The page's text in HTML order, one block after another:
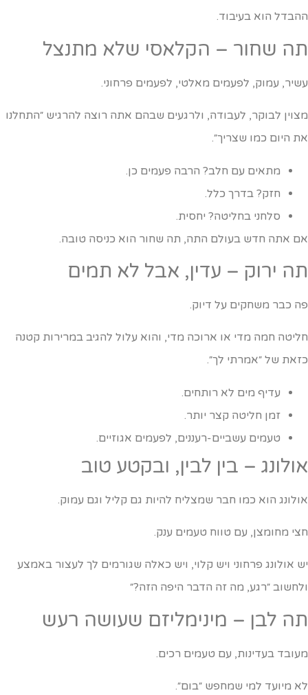
הוא בעיבוד.
שחור – הקלאסי שלא מתנצל
עמוק, לפעמים מאלטי, לפעמים פרחוני.
לבוקר, לעבודה, ולרגעים שבהם אתה רוצה להרגיש ״התחלנו
היום כמו שצריך״.
מתאים עם חלב? הרבה פעמים כן.
חזק? בדרך כלל.
סלחני בחליטה? יחסית.
אתה חדש בעולם התה, תה שחור הוא כניסה טובה.
ירוק – עדין, אבל לא תמים
כבר משחקים על דיוק.
חמה מדי או ארוכה מדי, והוא עלול להגיב במרירות קטנה
של ״אמרתי לך״.
עדיף מים לא רותחים.
זמן חליטה קצר יותר.
טעמים עשביים-רעננים, לפעמים אגוזיים.
– בין לבין, ובקטע טוב
הוא כמו חבר שמצליח להיות גם קליל וגם עמוק.
מחומצן, עם טווח טעמים ענק.
אולונג פרחוני ויש קלוי, ויש כאלה שגורמים לך לעצור באמצע
״רגע, מה זה הדבר היפה הזה?״
לבן – מינימליזם שעושה רעש
בעדינות, עם טעמים רכים.
מיועד למי שמחפש ״בום״.